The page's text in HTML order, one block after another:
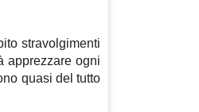
stravolgimenti
apprezzare ogni
quasi del tutto